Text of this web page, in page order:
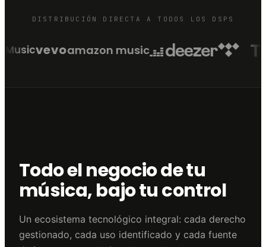
DISTRIBUCIÓN DIRECTA A TODOS LOS DSPS
vevoamazon music
Todo el negocio de tu
música, bajo tu control
Un ecosistema tecnológico integral: cada derecho
gestionado, cada uso identificado y cada fuente